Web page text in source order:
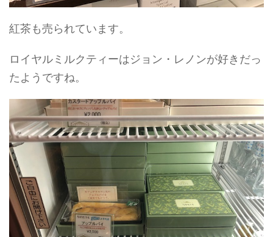
紅茶も売られています。
ロイヤルミルクティーはジョン・レノンが好きだっ
たようですね。